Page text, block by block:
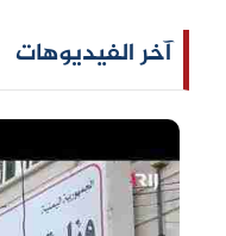
آخر الفيديوهات